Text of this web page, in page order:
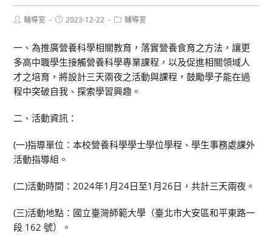
Post輔導室
Post2023-12-22
Post輔導室
一、為推廣營養科學相關教育，落實營養食育之方法，讓更
多高中職學生接觸營養科學專業課程，以及促進相關領域人
才之培育，將設計三天兩夜之活動與課程，鼓勵學子能在過
程中突破自我、探索學習興趣。
二、活動資訊：
(一)指導單位：本校營養科學學士學位學程、學生事務處課外
活動指導組。
(二)活動時間：2024年1月24日至1月26日，共計三天兩夜。
(三)活動地點：國立臺灣師範大學（臺北市大安區和平東路一
段 162 號）。